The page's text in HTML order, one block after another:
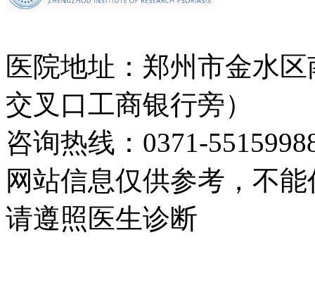
医院地址：郑州市金水
交叉口工商银行旁）
咨询热线：0371-
网站信息仅供参考，不
请遵照医生诊断